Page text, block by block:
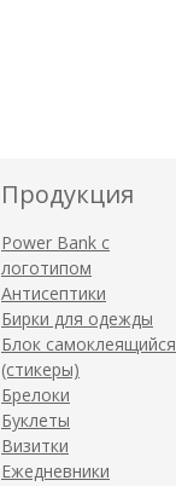
Продукция
Power Bank с
логотипом
Антисептики
Бирки для одежды
Блок самоклеящийся
(стикеры)
Брелоки
Буклеты
Визитки
Ежедневники